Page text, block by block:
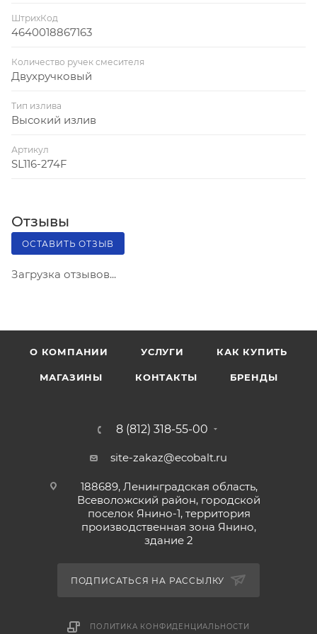
ШтрихКод
4640018867163
Количество ручек смесителя
Двухручковый
Тип излива
Высокий излив
Артикул
SL116-274F
Отзывы
ОСТАВИТЬ ОТЗЫВ
Загрузка отзывов...
О КОМПАНИИ УСЛУГИ КАК КУПИТЬ
МАГАЗИНЫ КОНТАКТЫ БРЕНДЫ
8 (812) 318-55-00
site-zakaz@ecobalt.ru
188689, Ленинградская область,
Всеволожский район, городской
поселок Янино-1, территория
производственная зона Янино,
здание 2
ПОДПИСАТЬСЯ НА РАССЫЛКУ
ПОЛИТИКА КОНФИДЕНЦИАЛЬНОСТИ